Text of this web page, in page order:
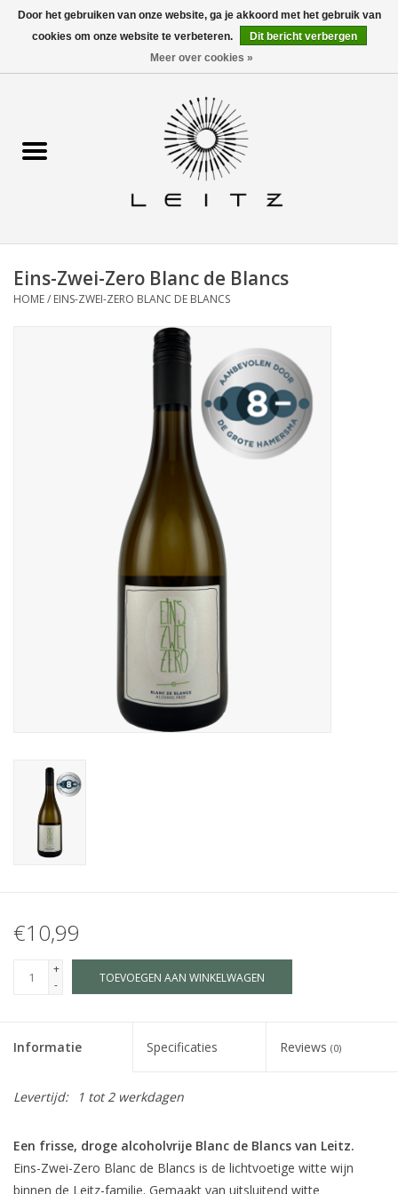
0 Artikelen - €0,00 Contact
Recepten
Eins-Zwei-Zero Blanc de Blancs
HOME/ EINS-ZWEI-ZERO BLANC DE BLANCS
€10,99
+
-
TOEVOEGEN AAN WINKELWAGEN
Informatie Specificaties Reviews (0)
Levertijd: 1 tot 2 werkdagen
Een frisse, droge alcoholvrije Blanc de Blancs van Leitz.
Eins-Zwei-Zero Blanc de Blancs is de lichtvoetige witte wijn
binnen de Leitz-familie. Gemaakt van uitsluitend witte
Door het gebruiken van onze website, ga je akkoord met het gebruik van
cookies om onze website te verbeteren.
Dit bericht verbergen
Meer over cookies »